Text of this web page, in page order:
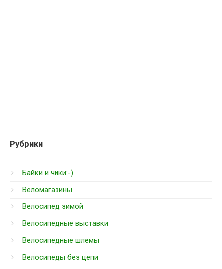
Рубрики
Байки и чики:-)
Веломагазины
Велосипед зимой
Велосипедные выставки
Велосипедные шлемы
Велосипеды без цепи